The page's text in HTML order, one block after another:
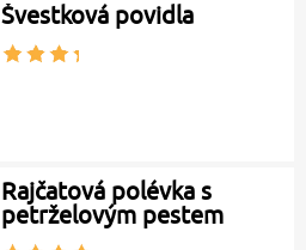
Švestková povidla
Rajčatová polévka s
petrželovým pestem